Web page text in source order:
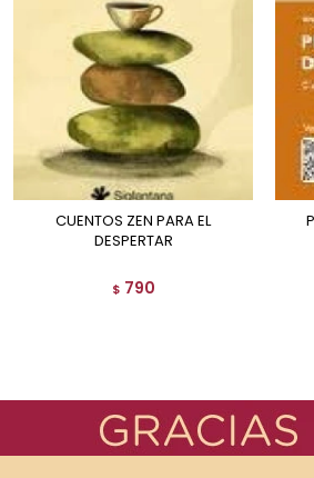
CUENTOS ZEN PARA EL
DESPERTAR
$ 790